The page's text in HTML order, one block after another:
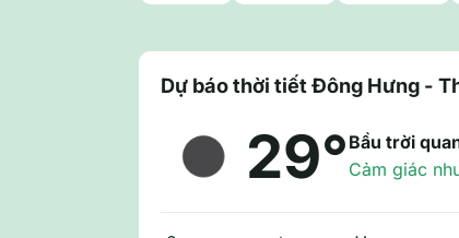
Dự báo thời tiết Đông Hưng -
29° Bầu trời
Cảm giác